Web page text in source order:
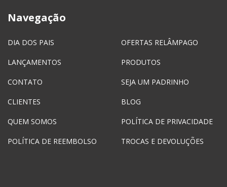
Navegação
DIA DOS PAIS OFERTAS RELÂMPAGO
LANÇAMENTOS PRODUTOS
CONTATO SEJA UM PADRINHO
CLIENTES BLOG
QUEM SOMOS POLÍTICA DE PRIVACIDADE
POLÍTICA DE REEMBOLSO TROCAS E DEVOLUÇÕES